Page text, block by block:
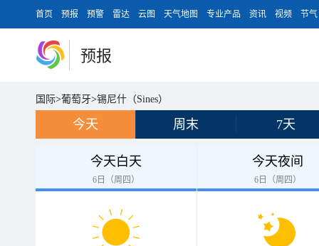
首页 预报 预警 雷达 云图 天气地图 专业产品 资讯 视频 节气
预报
国际>葡萄牙>锡尼什（Sines）
今天 周末 7天
今天白天
6日（周四）
今天夜间
6日（周四）